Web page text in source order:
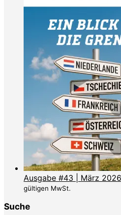
Ausgabe #43 | März 2026
gültigen MwSt.
Suche